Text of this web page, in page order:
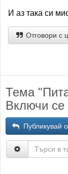
И аз така си
Отговори с
Тема
Включи се
Публикувай